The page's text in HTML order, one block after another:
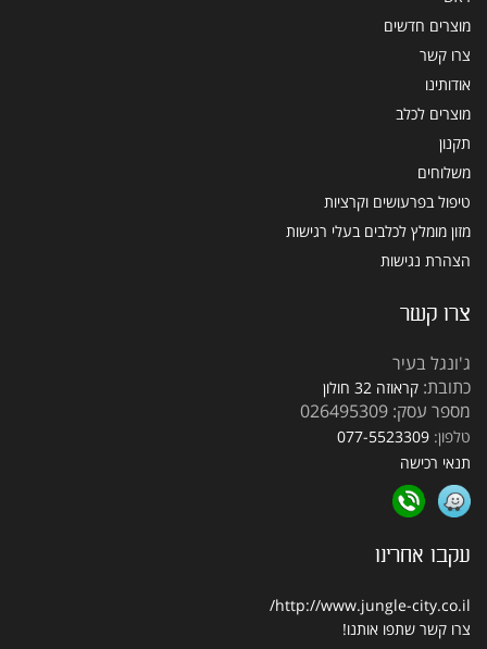
מוצרים חדשים
צרו קשר
אודותינו
מוצרים לכלב
תקנון
משלוחים
טיפול בפרעושים וקרציות
מזון מומלץ לכלבים בעלי רגישות
הצהרת נגישות
צרו קשר
ג'ונגל בעיר
כתובת: קראוזה 32 חולון
מספר עסק: 026495309
טלפון: 077-5523309
תנאי רכישה
עקבו אחרינו
http://www.jungle-city.co.il/
צרו קשר שתפו אותנו!